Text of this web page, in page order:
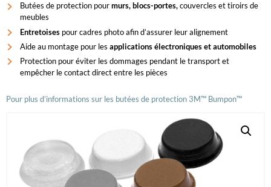
Butées de protection pourmurs, blocs-portes,couvercles et tiroirs de
meubles
Entretoises pour cadres photo afin d’assurer leur alignement
Aide au montage pour les applications électroniques et automobiles
Protection pour éviter les dommages pendant le transport et
empêcher le contact direct entre les pièces
Pour plus d’informations sur les butées de protection 3M™ Bumpon™